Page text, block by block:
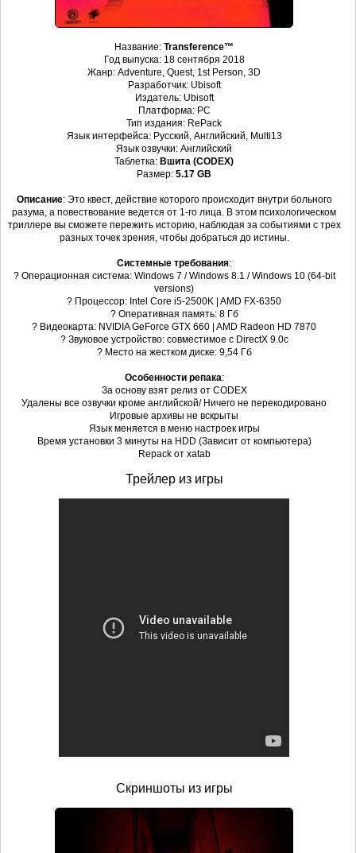
Название: Transference™
Год выпуска: 18 сентября 2018
Жанр: Adventure, Quest, 1st Person, 3D
Разработчик: Ubisoft
Издатель: Ubisoft
Платформа: PC
Тип издания: RePack
Язык интерфейса: Русский, Английский, Multi13
Язык озвучки: Английский
Таблетка: Вшита (CODEX)
Размер: 5.17 GB
Описание: Это квест, действие которого происходит внутри больного
разума, а повествование ведется от 1-го лица. В этом психологическом
триллере вы сможете пережить историю, наблюдая за событиями с трех
разных точек зрения, чтобы добраться до истины.
Системные требования:
? Операционная система: Windows 7 / Windows 8.1 / Windows 10 (64-bit
versions)
? Процессор: Intel Core i5-2500K | AMD FX-6350
? Оперативная память: 8 Гб
? Видеокарта: NVIDIA GeForce GTX 660 | AMD Radeon HD 7870
? Звуковое устройство: совместимое с DirectX 9.0с
? Место на жестком диске: 9,54 Гб
Особенности репака:
За основу взят релиз от CODEX
Удалены все озвучки кроме английской/ Ничего не перекодировано
Игровые архивы не вскрыты
Язык меняется в меню настроек игры
Время установки 3 минуты на HDD (Зависит от компьютера)
Repack от xatab
Трейлер из игры
Скриншоты из игры